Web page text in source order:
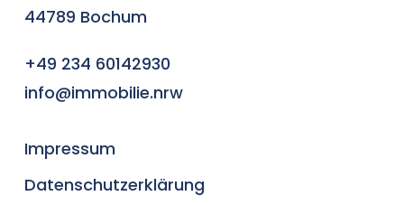
44789 Bochum
+49 234 60142930
info@immobilie.nrw
Impressum
Datenschutzerklärung